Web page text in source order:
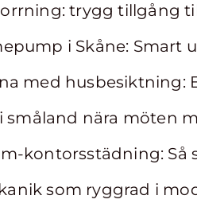
trygg tillgång
i Skåne:
med husbesiktning:
småland nära möten
kontorsstädning: Så
som ryggrad i